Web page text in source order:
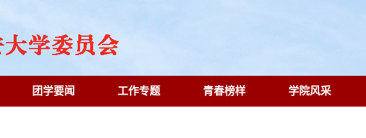
团学要闻 工作专题 青春榜样 学院风采